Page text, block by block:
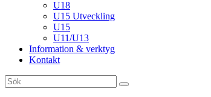
U18
U15 Utveckling
U15
U11/U13
Information & verktyg
Kontakt
Search
for: